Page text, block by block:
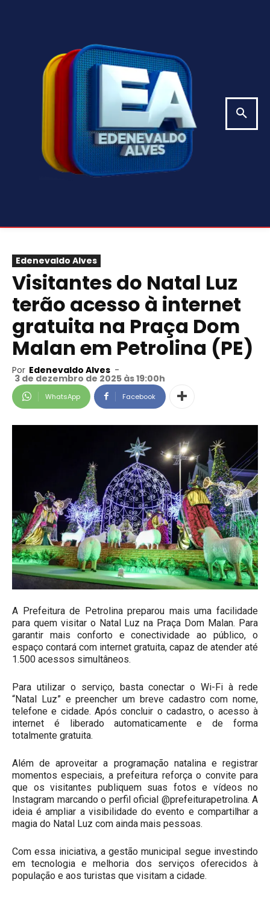
Edenevaldo Alves
Visitantes do Natal Luz
terão acesso à internet
gratuita na Praça Dom
Malan em Petrolina (PE)
Por Edenevaldo Alves -
3 de dezembro de 2025 às 19:00h
WhatsApp Facebook
A Prefeitura de Petrolina preparou mais uma facilidade
para quem visitar o Natal Luz na Praça Dom Malan. Para
garantir mais conforto e conectividade ao público, o
espaço contará com internet gratuita, capaz de atender até
1.500 acessos simultâneos.
Para utilizar o serviço, basta conectar o Wi-Fi à rede
“Natal Luz” e preencher um breve cadastro com nome,
telefone e cidade. Após concluir o cadastro, o acesso à
internet é liberado automaticamente e de forma
totalmente gratuita.
Além de aproveitar a programação natalina e registrar
momentos especiais, a prefeitura reforça o convite para
que os visitantes publiquem suas fotos e vídeos no
Instagram marcando o perfil oficial @prefeiturapetrolina. A
ideia é ampliar a visibilidade do evento e compartilhar a
magia do Natal Luz com ainda mais pessoas.
Com essa iniciativa, a gestão municipal segue investindo
em tecnologia e melhoria dos serviços oferecidos à
população e aos turistas que visitam a cidade.